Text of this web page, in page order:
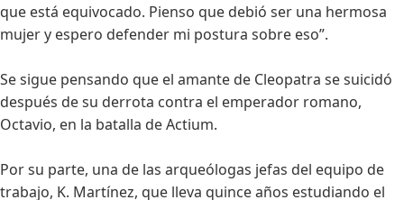
que está equivocado. Pienso que debió ser una hermosa
mujer y espero defender mi postura sobre eso”.
Se sigue pensando que el amante de Cleopatra se suicidó
después de su derrota contra el emperador romano,
Octavio, en la batalla de Actium.
Por su parte, una de las arqueólogas jefas del equipo de
trabajo, K. Martínez, que lleva quince años estudiando el